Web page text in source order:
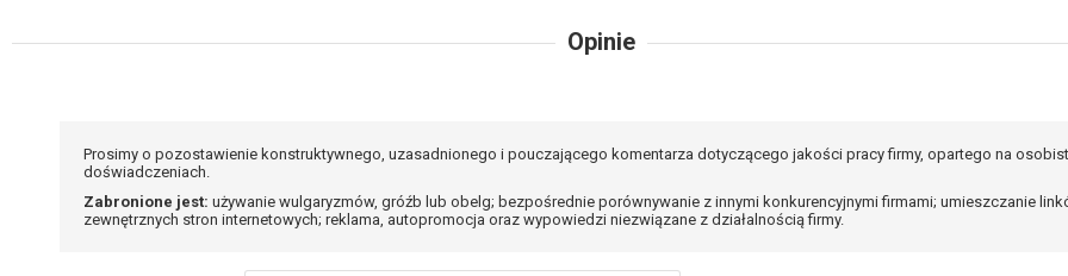
Opinie
Prosimy o pozostawienie konstruktywnego, uzasadnionego i pouczającego komentarza dotyczącego jakości pracy firmy, opartego na
doświadczeniach.
Zabronione jest: używanie wulgaryzmów, gróźb lub obelg; bezpośrednie porównywanie z innymi konkurencyjnymi firmami; umieszczanie
zewnętrznych stron internetowych; reklama, autopromocja oraz wypowiedzi niezwiązane z działalnością firmy.